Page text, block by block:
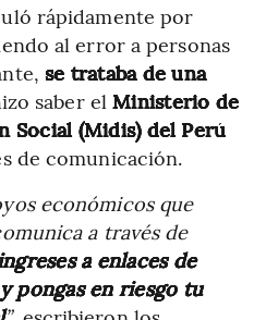
rápidamente por
al error a personas
se trataba de una
saber elMinisterio de
Social (Midis) del Perú
de comunicación.
económicos que
a través de
a enlaces de
pongas en riesgo tu